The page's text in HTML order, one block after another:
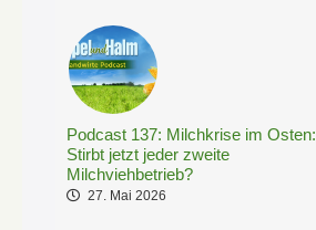
Podcast 137: Milchkrise im Osten:
Stirbt jetzt jeder zweite
Milchviehbetrieb?
27. Mai 2026